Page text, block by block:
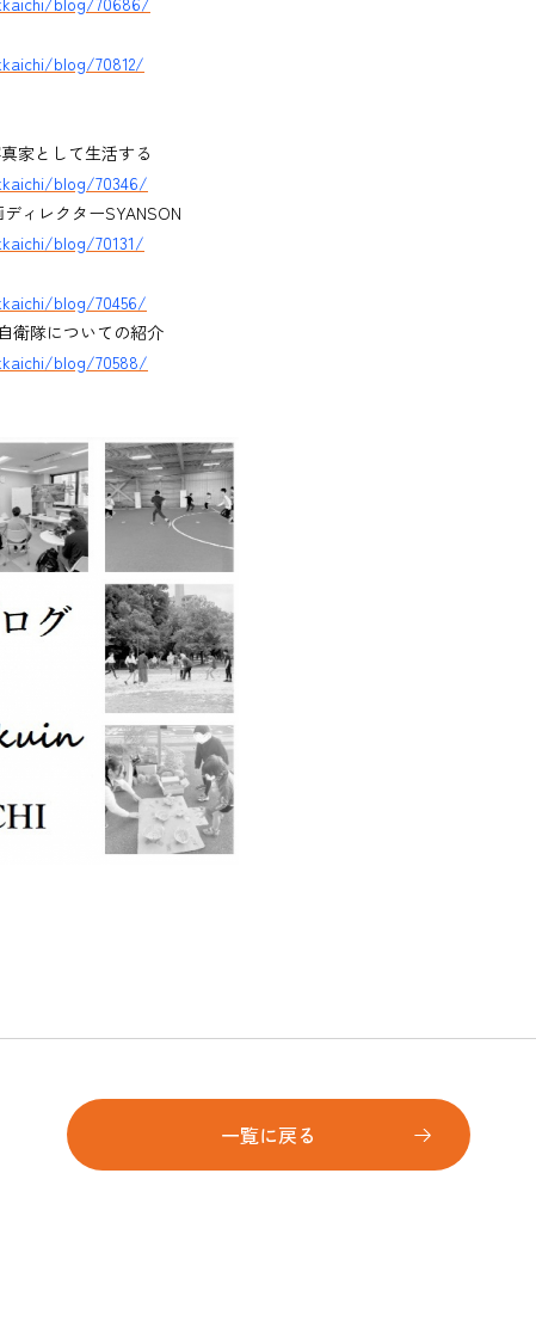
blog/70812/
家として生活する
blog/70346/
ィレクターSYANSON
blog/70131/
blog/70456/
衛隊についての紹介
blog/70588/
一覧に戻る